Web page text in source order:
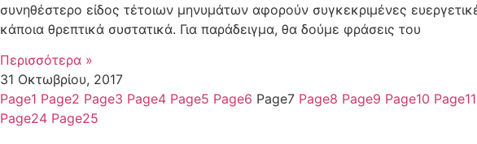
συνηθέστερο είδος τέτοιων μηνυμάτων αφορούν συγκεκριμένες
κάποια θρεπτικά συστατικά. Για παράδειγμα, θα δούμε φράσεις του
Περισσότερα »
31 Οκτωβρίου, 2017
Page1 Page2 Page3 Page4 Page5 Page6 Page7 Page8 Page9 Page10 Page11
Page24 Page25